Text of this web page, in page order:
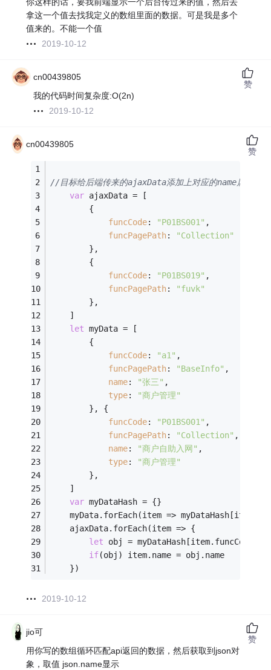
拿这一个值去找我定义的数组里面的数据。可是我是多个
值来的。不能一个值
2019-10-12
cn00439805
我的代码时间复杂度:O(2n)
2019-10-12
赞
cn00439805
//目标给后端传来的ajaxData添加上对应的name属性
var ajaxData = [
        {
funcCode: "P01BS001" ,
funcPagePath:
"Collection"
        },
        {
funcCode: "P01BS019" ,
funcPagePath:
"fuvk"
        },
    ]
let myData = [
        {
funcCode: "a1" ,
funcPagePath: "BaseInfo" ,
name: "张三" ,
type:
"商户管理"
        }, {
funcCode: "P01BS001" ,
funcPagePath: "Collection" ,
name: "商户自助入网" ,
type:
"商户管理"
        },
    ]
var myDataHash = {}
    myData.forEach(
item =>
    ajaxData.forEach(
item => {
let obj = myDataHash[item.funcCode]
if(obj) item.name = obj.name
    })
2019-10-12
赞
jio可
用你写的数组循环匹配api返回的数据，然后获取到json对
象，取值 json.name显示
赞